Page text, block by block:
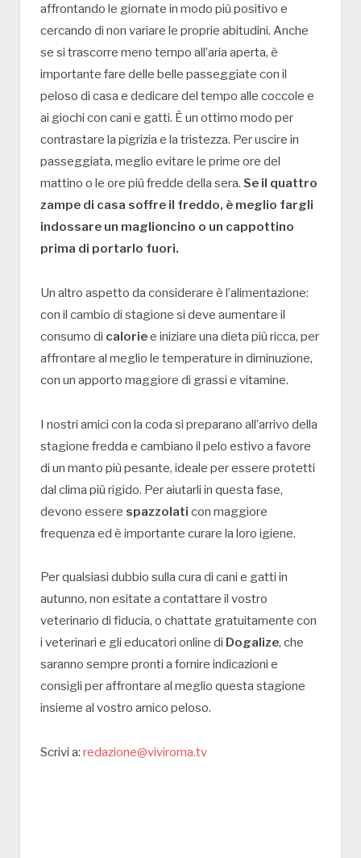
affrontando le giornate in modo più positivo e
cercando di non variare le proprie abitudini. Anche
se si trascorre meno tempo all’aria aperta, è
importante fare delle belle passeggiate con il
peloso di casa e dedicare del tempo alle coccole e
ai giochi con cani e gatti. È un ottimo modo per
contrastare la pigrizia e la tristezza. Per uscire in
passeggiata, meglio evitare le prime ore del
mattino o le ore più fredde della sera. Se il quattro
zampe di casa soffre il freddo, è meglio fargli
indossare un maglioncino o un cappottino
prima di portarlo fuori.
Un altro aspetto da considerare è l’alimentazione:
con il cambio di stagione si deve aumentare il
consumo di caloriee iniziare una dieta più ricca, per
affrontare al meglio le temperature in diminuzione,
con un apporto maggiore di grassi e vitamine.
I nostri amici con la coda si preparano all’arrivo della
stagione fredda e cambiano il pelo estivo a favore
di un manto più pesante, ideale per essere protetti
dal clima più rigido. Per aiutarli in questa fase,
devono essere spazzolati con maggiore
frequenza ed è importante curare la loro igiene.
Per qualsiasi dubbio sulla cura di cani e gatti in
autunno, non esitate a contattare il vostro
veterinario di fiducia, o chattate gratuitamente con
i veterinari e gli educatori online di Dogalize, che
saranno sempre pronti a fornire indicazioni e
consigli per affrontare al meglio questa stagione
insieme al vostro amico peloso.
Scrivi a: redazione@viviroma.tv